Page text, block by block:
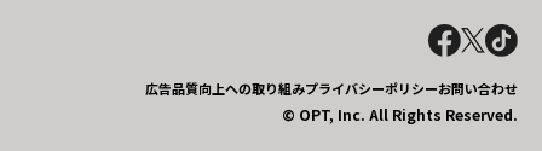
広告品質向上への取り組みプライバシーポリシーお問い合わせ
© OPT, Inc. All Rights Reserved.